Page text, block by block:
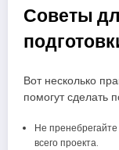
Советы
Вот несколько
помогут сделать
Не
всего проекта.